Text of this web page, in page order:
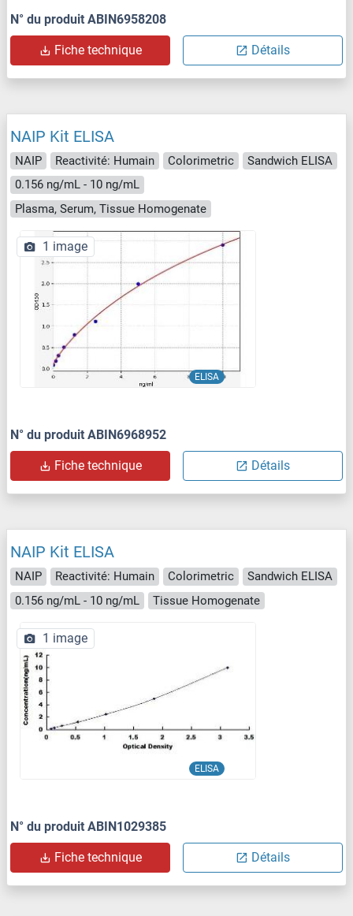
N° du produit ABIN6958208
Fiche technique Détails
NAIP Kit ELISA
NAIP Reactivité: Humain Colorimetric
Sandwich ELISA
0.156 ng/mL - 10 ng/mL
Plasma, Serum, Tissue Homogenate
ELISA
1 image
N° du produit ABIN6968952
Fiche technique Détails
NAIP Kit ELISA
NAIP Reactivité: Humain Colorimetric
Sandwich ELISA
0.156 ng/mL - 10 ng/mL
Tissue Homogenate
ELISA
1 image
N° du produit ABIN1029385
Fiche technique Détails